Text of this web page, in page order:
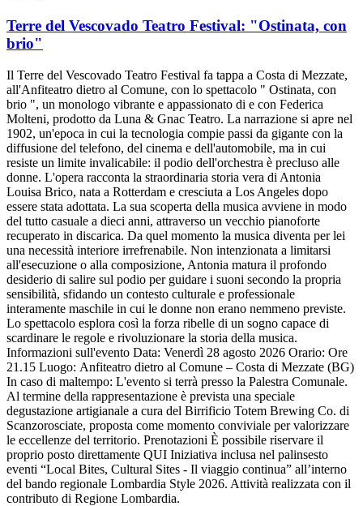
Terre del Vescovado Teatro Festival: "Ostinata, con
brio"
Il Terre del Vescovado Teatro Festival fa tappa a Costa di Mezzate,
all'Anfiteatro dietro al Comune, con lo spettacolo " Ostinata, con
brio ", un monologo vibrante e appassionato di e con Federica
Molteni, prodotto da Luna & Gnac Teatro. La narrazione si apre nel
1902, un'epoca in cui la tecnologia compie passi da gigante con la
diffusione del telefono, del cinema e dell'automobile, ma in cui
resiste un limite invalicabile: il podio dell'orchestra è precluso alle
donne. L'opera racconta la straordinaria storia vera di Antonia
Louisa Brico, nata a Rotterdam e cresciuta a Los Angeles dopo
essere stata adottata. La sua scoperta della musica avviene in modo
del tutto casuale a dieci anni, attraverso un vecchio pianoforte
recuperato in discarica. Da quel momento la musica diventa per lei
una necessità interiore irrefrenabile. Non intenzionata a limitarsi
all'esecuzione o alla composizione, Antonia matura il profondo
desiderio di salire sul podio per guidare i suoni secondo la propria
sensibilità, sfidando un contesto culturale e professionale
interamente maschile in cui le donne non erano nemmeno previste.
Lo spettacolo esplora così la forza ribelle di un sogno capace di
scardinare le regole e rivoluzionare la storia della musica.
Informazioni sull'evento Data: Venerdì 28 agosto 2026 Orario: Ore
21.15 Luogo: Anfiteatro dietro al Comune – Costa di Mezzate (BG)
In caso di maltempo: L'evento si terrà presso la Palestra Comunale.
Al termine della rappresentazione è prevista una speciale
degustazione artigianale a cura del Birrificio Totem Brewing Co. di
Scanzorosciate, proposta come momento conviviale per valorizzare
le eccellenze del territorio. Prenotazioni È possibile riservare il
proprio posto direttamente QUI Iniziativa inclusa nel palinsesto
eventi “Local Bites, Cultural Sites - Il viaggio continua” all’interno
del bando regionale Lombardia Style 2026. Attività realizzata con il
contributo di Regione Lombardia.